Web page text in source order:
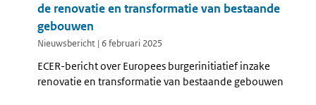
de renovatie en transformatie van bestaande
gebouwen
Nieuwsbericht | 6 februari 2025
ECER-bericht over Europees burgerinitiatief inzake
renovatie en transformatie van bestaande gebouwen